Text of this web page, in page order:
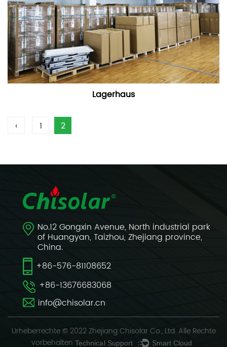
Lagerhaus
‹ 1 2
No.12 Gongxin Avenue, North industrial park
of Huangyan, Taizhou, Zhejiang province,
China.
+86-576-81108652
+86-13676683068
info@chisolar.cn
Urheberrechte © 2022 Zhejiang Chisolar Co., Ltd. Alle Rechte
vorbehalten Technical Support ： Smart Cloud